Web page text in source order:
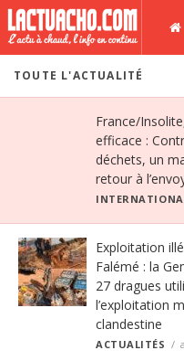
TOUTE L'ACTUALITÉ
France/
efficace :
déchets, un
retour à
Exploitation
Falémé : la
27 dragues
l’exploitation
clandestine
ACTUALITÉS